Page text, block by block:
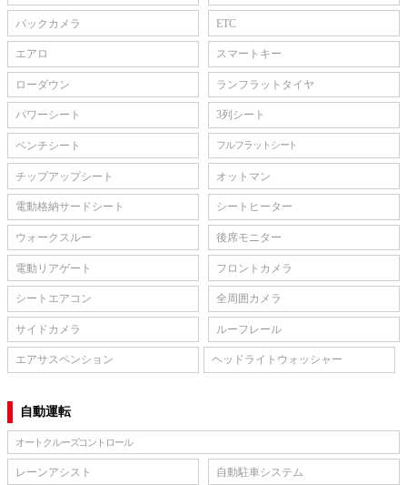
バックカメラ ETC
エアロ スマートキー
ローダウン ランフラットタイヤ
パワーシート 3列シート
ベンチシート フルフラットシート
チップアップシート オットマン
電動格納サードシート シートヒーター
ウォークスルー 後席モニター
電動リアゲート フロントカメラ
シートエアコン 全周囲カメラ
サイドカメラ ルーフレール
エアサスペンション ヘッドライトウォッシャー
自動運転
オートクルーズコントロール
レーンアシスト 自動駐車システム